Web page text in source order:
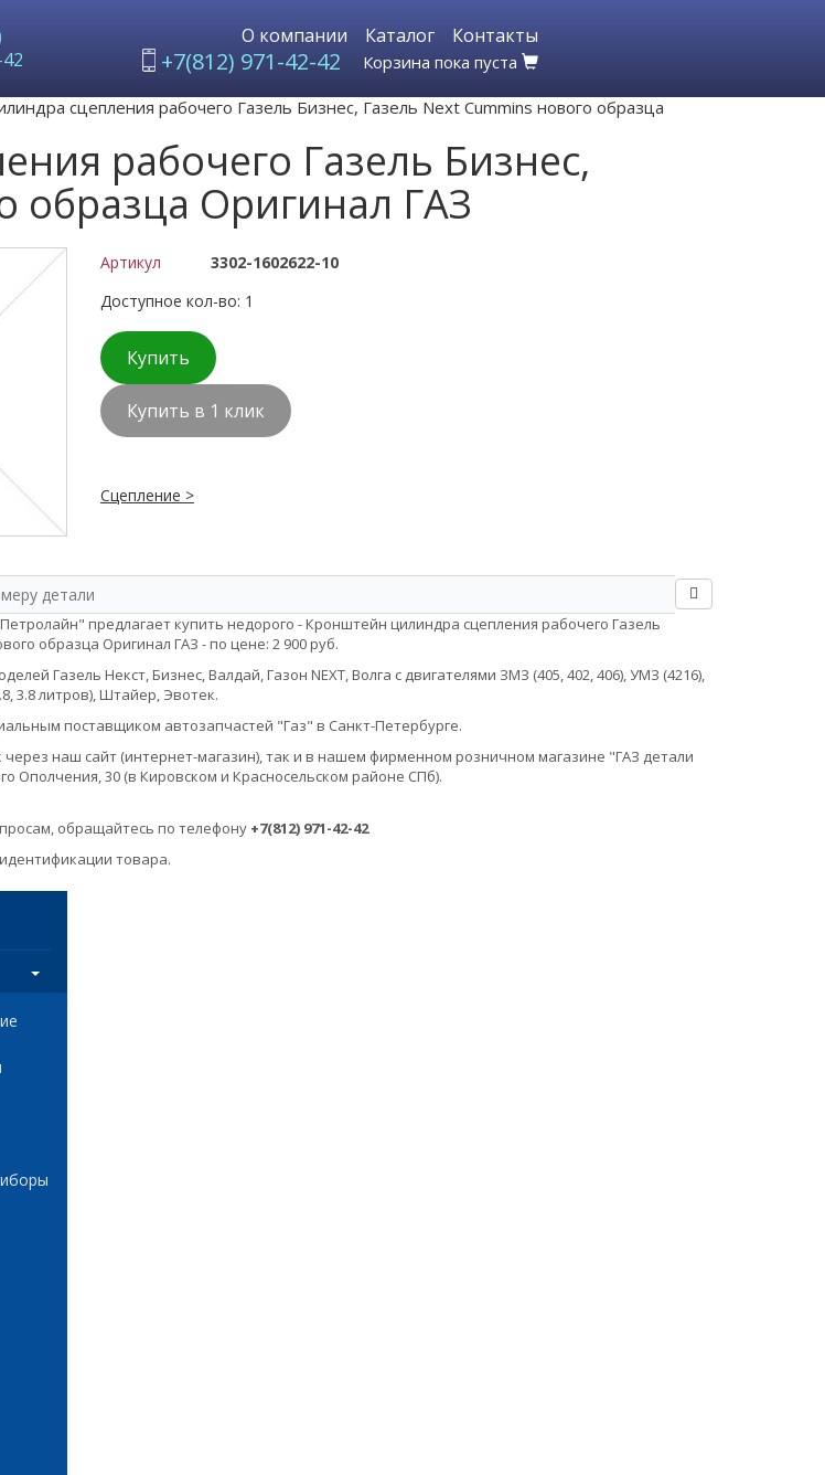
О компании Каталог Контакты
+7(812) 971-42-42 Корзина пока пуста
сцепления рабочего Газель Бизнес, Газель Next Cummins нового образца
рабочего Газель Бизнес,
образца Оригинал ГАЗ
Артикул
3302-1602622-10
Доступное кол-во: 1
Купить
Купить в 1 клик
Сцепление >
предлагает купить недорого - Кронштейн цилиндра сцепления рабочего Газель
образца Оригинал ГАЗ - по цене: 2 900 руб.
Газель Некст, Бизнес, Валдай, Газон NEXT, Волга с двигателями ЗМЗ (405, 402, 406), УМЗ (4216),
3.8 литров), Штайер, Эвотек.
поставщиком автозапчастей "Газ" в Санкт-Петербурге.
через наш сайт (интернет-магазин), так и в нашем фирменном розничном магазине "ГАЗ детали
Ополчения, 30 (в Кировском и Красносельском районе СПб).
обращайтесь по телефону +7(812) 971-42-42
товара.